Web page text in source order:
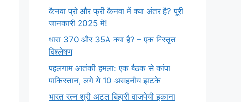
कैनवा प्रो और फ्री कैनवा में क्या अंतर है? पूरी
जानकारी 2025 में!
धारा 370 और 35A क्या है? – एक विस्तृत
विश्लेषण
पहलगाम आतंकी हमला: एक बैठक से कांपा
पाकिस्तान, लगे ये 10 असहनीय झटके
भारत रत्न श्री अटल बिहारी वाजपेयी इकाना